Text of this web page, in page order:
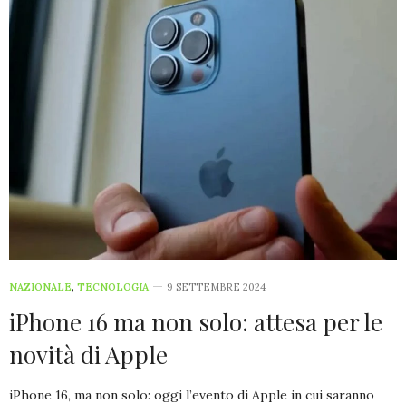
NAZIONALE, TECNOLOGIA 9 SETTEMBRE 2024
iPhone 16 ma non solo: attesa per le
novità di Apple
iPhone 16, ma non solo: oggi l’evento di Apple in cui saranno